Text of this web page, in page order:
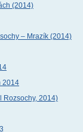
(2014)
– Mrazík (2014)
2014
Rozsochy, 2014)